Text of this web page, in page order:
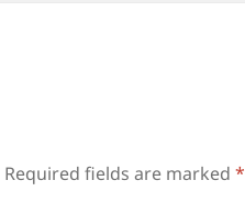
Required fields are marked*